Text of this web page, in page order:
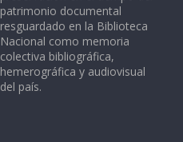
patrimonio documental
resguardado en la Biblioteca
Nacional como memoria
colectiva bibliográfica,
hemerográfica y audiovisual
del país.